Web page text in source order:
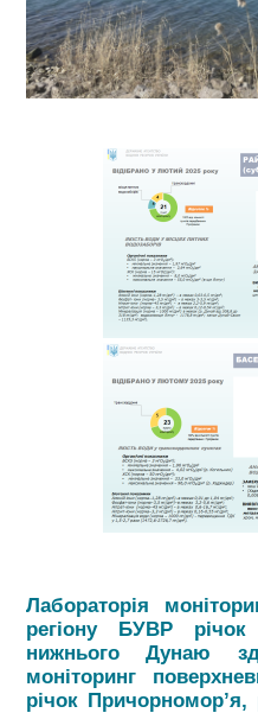
Лабораторія
регіону БУВР
нижнього Дунаю
моніторинг
річок